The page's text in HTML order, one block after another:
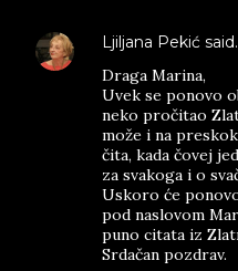
Ljiljana Pekić
Draga Marina,
Uvek se ponovo
neko pročitao
može i na
čita, kada čovej
za svakoga i o
Uskoro će
pod naslovom
puno citata iz
Srdačan pozdrav.